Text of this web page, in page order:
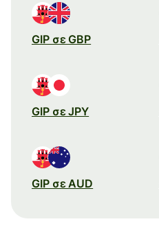
GIP σε GBP
GIP σε JPY
GIP σε AUD